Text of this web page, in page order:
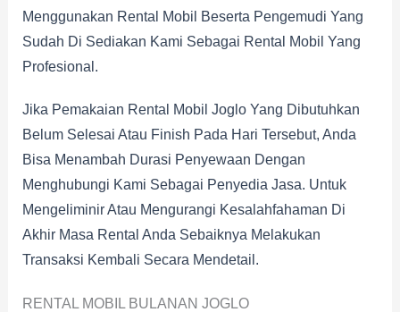
Menggunakan Rental Mobil Beserta Pengemudi Yang
Sudah Di Sediakan Kami Sebagai Rental Mobil Yang
Profesional.
Jika Pemakaian Rental Mobil Joglo Yang Dibutuhkan
Belum Selesai Atau Finish Pada Hari Tersebut, Anda
Bisa Menambah Durasi Penyewaan Dengan
Menghubungi Kami Sebagai Penyedia Jasa. Untuk
Mengeliminir Atau Mengurangi Kesalahfahaman Di
Akhir Masa Rental Anda Sebaiknya Melakukan
Transaksi Kembali Secara Mendetail.
RENTAL MOBIL BULANAN JOGLO